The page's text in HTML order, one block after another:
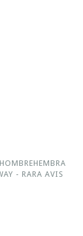
- RARA AVIS